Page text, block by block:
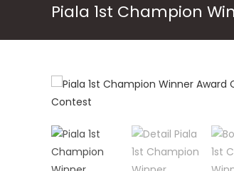
Piala 1st Champion